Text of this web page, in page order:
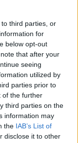
third parties, or
for
below opt-out
that after your
seeing
utilized by
parties prior to
of the further
third parties on the
information may
the IAB’s List of
disclose it to other
misure di
L’altro impegno va
per realizzare
strategia del
di recente
con le
le mafie tenutasi
riscontro, Le
deludere
affidare a quelle
di molti nostri
al punto da